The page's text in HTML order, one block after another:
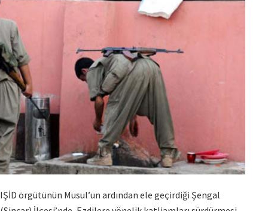
IŞİD örgütünün Musul’un ardından ele geçirdiği Şengal